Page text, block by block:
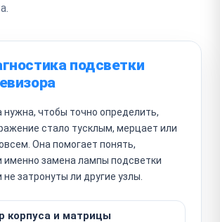
подсветки
нужна, чтобы точно определить,
стало тусклым, мерцает или
Она помогает понять,
именно замена лампы подсветки
не затронуты ли другие узлы.
корпуса и матрицы